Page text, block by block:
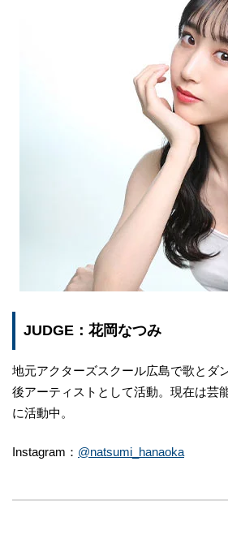
JUDGE：花岡なつみ
地元アクターズスクール広島で歌とダ
後アーティストとして活動。現在は芸
に活動中。
Instagram： @natsumi_hanaoka